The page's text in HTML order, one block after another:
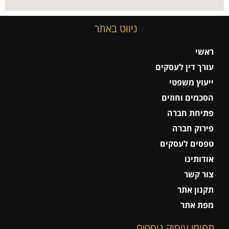
ניווט באתר
ראשי
עורך דין לעסקים
ייעוץ משפטי
הסכמים וחוזים
פתיחת חברה
פירוק חברה
טפסים לעסקים
אודותינו
צור קשר
תקנון אתר
מפת אתר